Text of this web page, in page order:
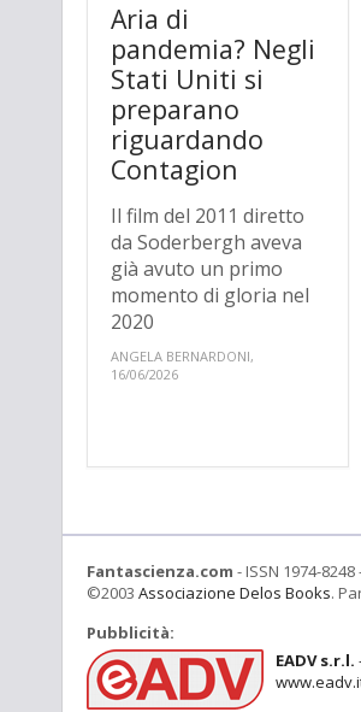
Aria di
pandemia? Negli
Stati Uniti si
preparano
riguardando
Contagion
Il film del 2011 diretto
da Soderbergh aveva
già avuto un primo
momento di gloria nel
2020
ANGELA BERNARDONI,
16/06/2026
Fantascienza.com - ISSN 1974-
©2003 Associazione Delos Books.
Pubblicità:
EADV s.r.l.